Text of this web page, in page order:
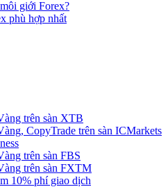
giới Forex?
phù hợp nhất
trên sàn XTB
CopyTrade trên sàn ICMarkets
trên sàn FBS
trên sàn FXTM
10% phí giao dịch